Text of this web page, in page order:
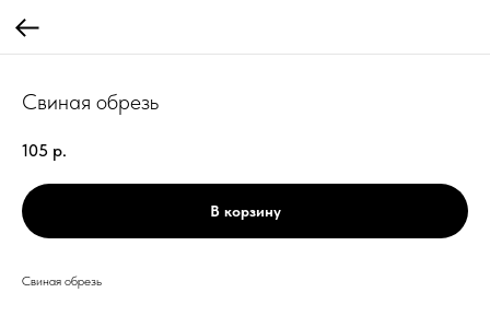
Свиная обрезь
105 р.
В корзину
Свиная обрезь